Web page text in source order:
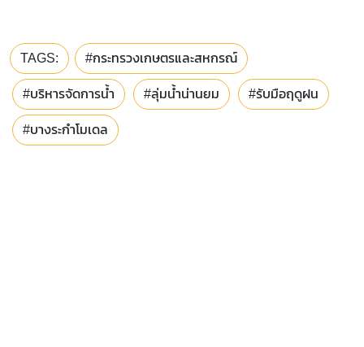
TAGS: #กระทรวงเกษตรและสหกรณ์
#บริหารจัดการน้ำ #ลุ่มน้ำน่านยม #รับมือฤดูฝน
#บางระกำโมเดล